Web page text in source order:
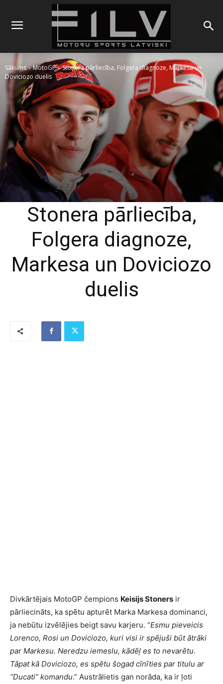
Sākums MotoGP
Stonera pārliecība, Folgera diagnoze, Markesa un
Doviciozo duelis
Stonera pārliecība,
Folgera diagnoze,
Markesa un Doviciozo
duelis
Divkārtējais MotoGP čempions Keisijs Stoners ir
pārliecināts, ka spētu apturēt Marka Markesa dominanci,
ja nebūtu izvēlējies beigt savu karjeru. “Esmu pieveicis
Lorenco, Rosi un Doviciozo, kuri visi ir spējuši būt ātrāki
par Markesu. Neredzu iemeslu, kādēļ es to nevarētu.
Tāpat kā Doviciozo, es spētu šogad cīnīties par titulu ar
“Ducati” komandu.” Austrālietis gan norāda, ka ir ļoti